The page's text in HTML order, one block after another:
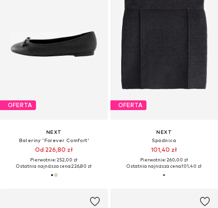
OFERTA
NEXT
Baleriny 'Forever Comfort'
Od 226,80 zł
Pierwotnie: 252,00 zł
Ostatnia najniższa cena:226,80 zł
OFERTA
NEXT
Spódnica
101,40 zł
Pierwotnie: 260,00 zł
Ostatnia najniższa cena:101,40 zł